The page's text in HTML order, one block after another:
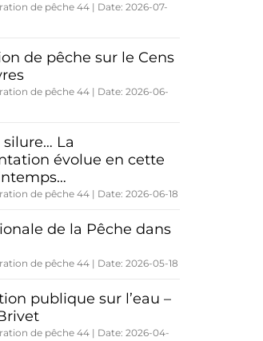
de pêche 44
Date: 2026-07-
de pêche sur le Cens
de pêche 44
Date: 2026-06-
La
évolue en cette
de pêche 44 Date: 2026-06-18
de la Pêche dans
de pêche 44 Date: 2026-05-18
publique sur l’eau –
de pêche 44
Date: 2026-04-